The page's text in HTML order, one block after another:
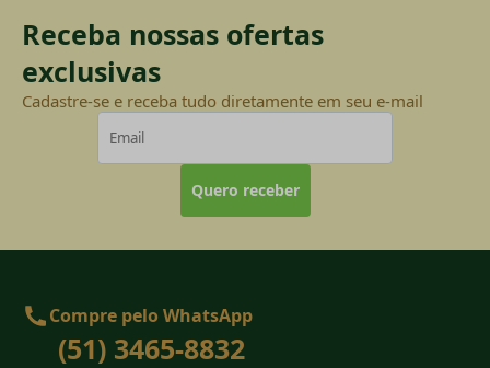
Receba nossas ofertas
exclusivas
Cadastre-se e receba tudo diretamente em seu e-mail
Quero receber
Compre pelo WhatsApp
(51) 3465-8832